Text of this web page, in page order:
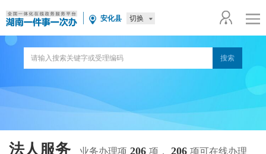
安化县 切换
法人服务 业务办理项 206 项， 206 项可在线办理